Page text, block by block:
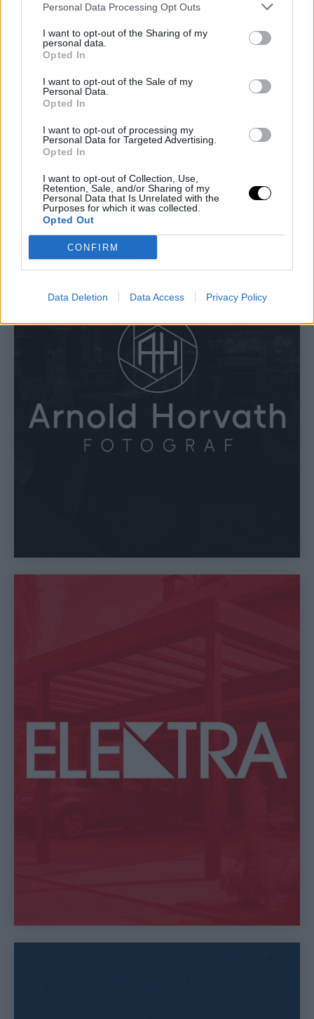
Personal Data Processing Opt Outs
I want to opt-out of the Sharing of my
personal data.
Opted In
I want to opt-out of the Sale of my
Personal Data.
Opted In
I want to opt-out of processing my
Personal Data for Targeted Advertising.
Opted In
I want to opt-out of Collection, Use,
Retention, Sale, and/or Sharing of my
Personal Data that Is Unrelated with the
Purposes for which it was collected.
Opted Out
CONFIRM
Data Deletion Data Access Privacy Policy